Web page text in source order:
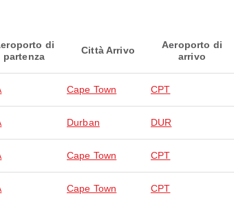
di
partenza
Città Arrivo
Aeroporto di
arrivo
Cape Town CPT
Durban DUR
Cape Town CPT
Cape Town CPT